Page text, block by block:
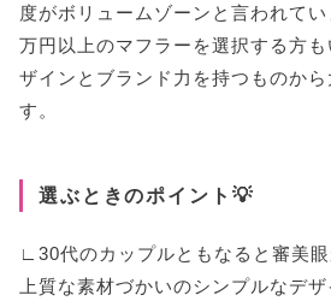
度がボリュームゾーンと言われて
万円以上のマフラーを選択する方
ザインとブランド力を持つものか
す。
選ぶときのポイント💡
∟30代のカップルともなると審美眼
上質な素材づかいのシンプルなデ